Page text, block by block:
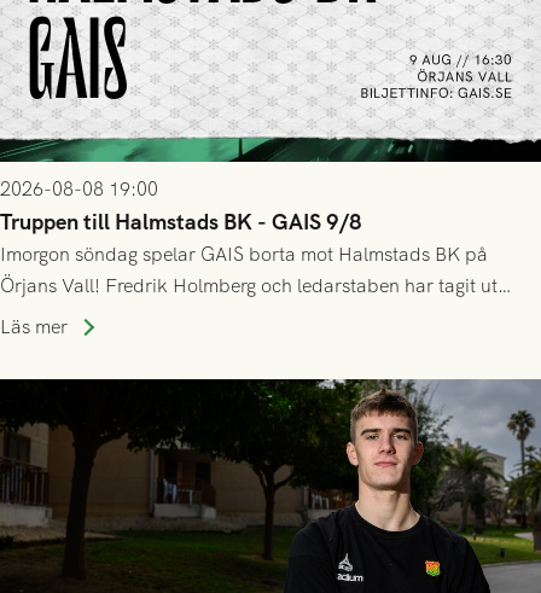
2026-08-08 19:00
Truppen till Halmstads BK - GAIS 9/8
Imorgon söndag spelar GAIS borta mot Halmstads BK på
Örjans Vall! Fredrik Holmberg och ledarstaben har tagit ut
följande trupp till matchen:
Läs mer